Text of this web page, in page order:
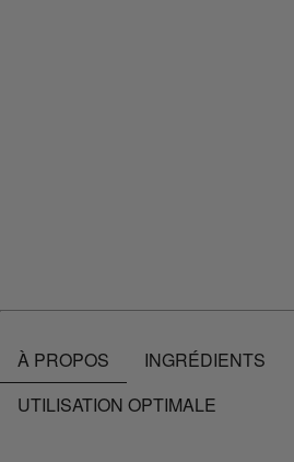
À PROPOS
INGRÉDIENTS
UTILISATION OPTIMALE